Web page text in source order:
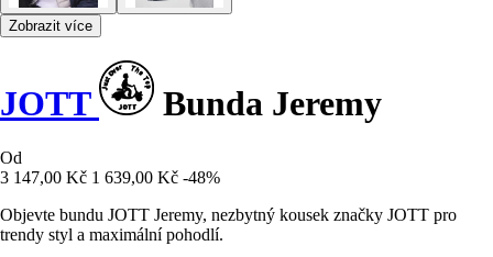
Zobrazit více
JOTT Bunda Jeremy
Od
3 147,00 Kč 1 639,00 Kč -48%
Objevte bundu JOTT Jeremy, nezbytný kousek značky JOTT pro
trendy styl a maximální pohodlí.